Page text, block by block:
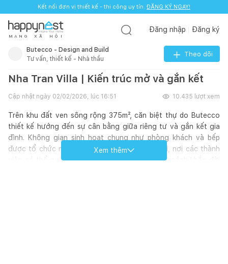
Kết nối đơn vị thiết kế - thi công uy tín. ĐĂNG KÝ NGAY!
M Ạ N G X Ã H Ộ I
Đăng nhập Đăng ký
Butecco - Design and Build
Tư vấn, thiết kế - Nhà thầu
Theo dõi
Nha Tran Villa | Kiến trúc mở và gắn kết
Cập nhật ngày 02/02/2026, lúc 16:51 10.435 lượt xem
Trên khu đất ven sông rộng 375m², căn biệt thự do Butecco
thiết kế hướng đến sự cân bằng giữa riêng tư và gắn kết gia
đình. Không gian sinh hoạt chung như phòng khách và bếp
được tổ chức mở, trở thành trung tâm kết nối, nơi các thành
viên có thể quây quần và tận hưởng những khoảnh khắc đời
Xem thêm